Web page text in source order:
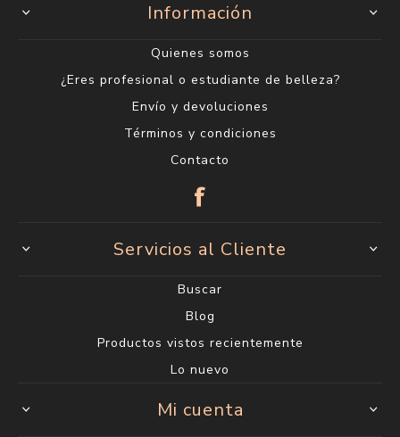
Información
Quienes somos
¿Eres profesional o estudiante de belleza?
Envío y devoluciones
Términos y condiciones
Contacto
Servicios al Cliente
Buscar
Blog
Productos vistos recientemente
Lo nuevo
Mi cuenta